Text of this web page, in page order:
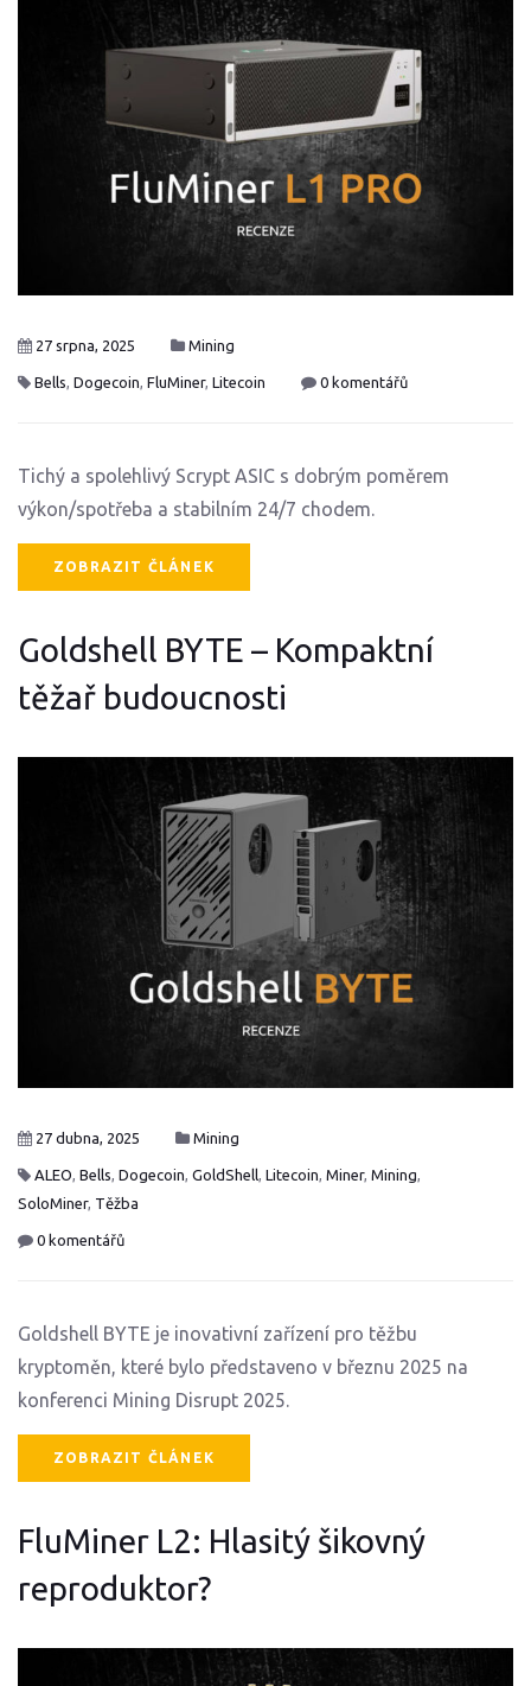
27 srpna, 2025 Mining
Bells, Dogecoin, FluMiner, Litecoin 0 komentářů
Tichý a spolehlivý Scrypt ASIC s dobrým poměrem
výkon/spotřeba a stabilním 24/7 chodem.
ZOBRAZIT ČLÁNEK
Goldshell BYTE – Kompaktní
těžař budoucnosti
27 dubna, 2025 Mining
ALEO, Bells, Dogecoin, GoldShell, Litecoin, Miner, Mining,
SoloMiner, Těžba
0 komentářů
Goldshell BYTE je inovativní zařízení pro těžbu
kryptoměn, které bylo představeno v březnu 2025 na
konferenci Mining Disrupt 2025.
ZOBRAZIT ČLÁNEK
FluMiner L2: Hlasitý šikovný
reproduktor?